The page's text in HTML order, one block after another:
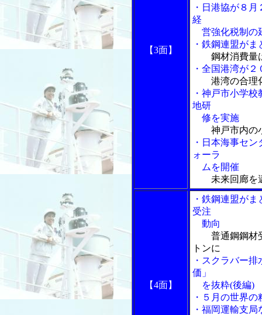
【3面】
・日港協が８
経
営強化税制の
・鉄鋼連盟が
鋼材消費量
・全国港湾が
港湾の合理
・神戸市小学
地研
修を実施
神戸市内の
・日本海事セ
ォーラ
ムを開催
未来回廊を邁
【4面】
・鉄鋼連盟が
受注
動向
普通鋼鋼材
トンに
・スクラバー
価」
を抜粋(後編)
・５月の世界
・福岡運輸支